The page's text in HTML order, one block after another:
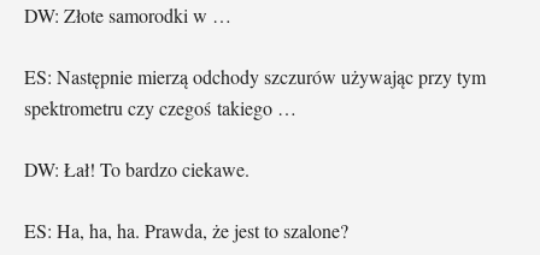
DW: Złote samorodki w …
ES: Następnie mierzą odchody szczurów używając przy tym
spektrometru czy czegoś takiego …
DW: Łał! To bardzo ciekawe.
ES: Ha, ha, ha. Prawda, że jest to szalone?